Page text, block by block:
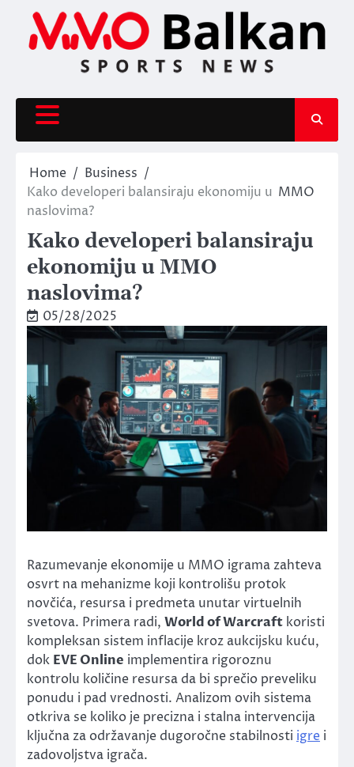
content
Home
Business
Kako developeri balansiraju ekonomiju u MMO
naslovima?
Kako developeri balansiraju
ekonomiju u MMO
naslovima?
05/28/2025
Razumevanje ekonomije u MMO igrama zahteva
osvrt na mehanizme koji kontrolišu protok
novčića, resursa i predmeta unutar virtuelnih
svetova. Primera radi, World of Warcraft koristi
kompleksan sistem inflacije kroz aukcijsku kuću,
dok EVE Online implementira rigoroznu
kontrolu količine resursa da bi sprečio preveliku
ponudu i pad vrednosti. Analizom ovih sistema
otkriva se koliko je precizna i stalna intervencija
ključna za održavanje dugoročne stabilnosti igre i
zadovoljstva igrača.